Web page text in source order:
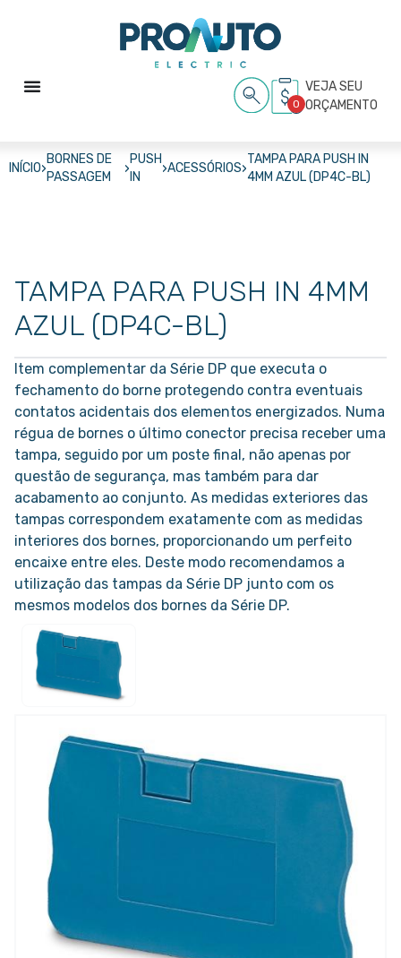
VEJA SEU
ORÇAMENTO
0
INÍCIO›
BORNES DE
PASSAGEM
›
PUSH
IN
›ACESSÓRIOS›
TAMPA PARA PUSH IN
4MM AZUL (DP4C-BL)
TAMPA PARA PUSH IN 4MM
AZUL (DP4C-BL)
Item complementar da Série DP que executa o
fechamento do borne protegendo contra eventuais
contatos acidentais dos elementos energizados. Numa
régua de bornes o último conector precisa receber uma
tampa, seguido por um poste final, não apenas por
questão de segurança, mas também para dar
acabamento ao conjunto. As medidas exteriores das
tampas correspondem exatamente com as medidas
interiores dos bornes, proporcionando um perfeito
encaixe entre eles. Deste modo recomendamos a
utilização das tampas da Série DP junto com os
mesmos modelos dos bornes da Série DP.